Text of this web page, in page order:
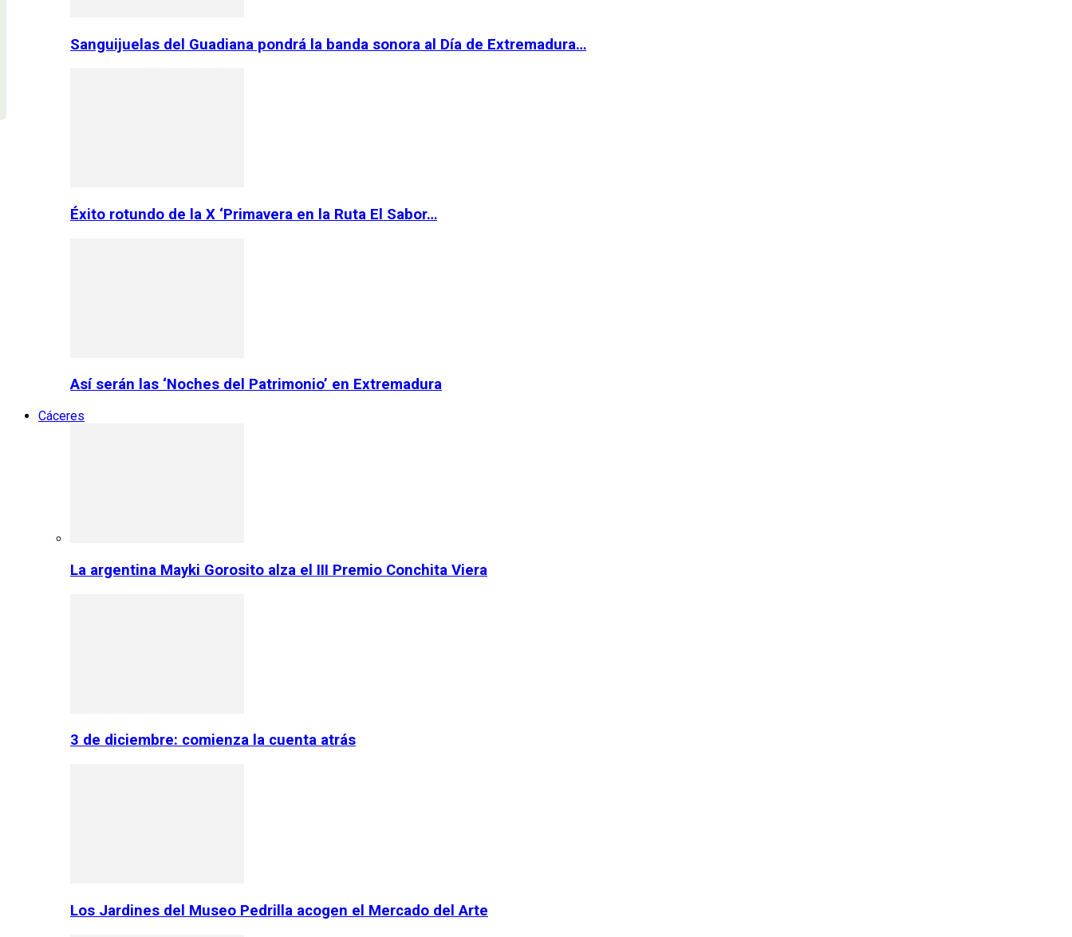
Sanguijuelas del Guadiana pondrá la banda sonora al Día de Extremadura…
Éxito rotundo de la X ‘Primavera en la Ruta El Sabor…
Así serán las ‘Noches del Patrimonio’ en Extremadura
Cáceres
La argentina Mayki Gorosito alza el III Premio Conchita Viera
3 de diciembre: comienza la cuenta atrás
Los Jardines del Museo Pedrilla acogen el Mercado del Arte